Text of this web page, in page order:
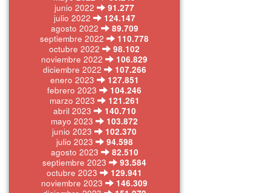
junio 2022
91.277
julio 2022
124.147
agosto 2022
89.709
septiembre 2022
110.778
octubre 2022
98.102
noviembre 2022
106.829
diciembre 2022
107.266
enero 2023
127.851
febrero 2023
104.246
marzo 2023
121.261
abril 2023
140.710
mayo 2023
103.872
junio 2023
102.370
julio 2023
94.598
agosto 2023
82.510
septiembre 2023
93.584
octubre 2023
129.941
noviembre 2023
146.309